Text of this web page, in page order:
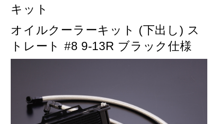
HARLEY DAVIDSON
閉じる
キット
オイルクーラーキット (下出し) ス
トレート #8 9-13R ブラック仕様